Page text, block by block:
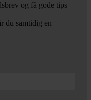
og få gode tips
du samtidig en